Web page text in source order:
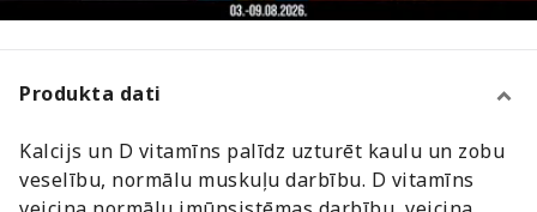
Produkta dati
Kalcijs un D vitamīns palīdz uzturēt kaulu un zobu
veselību, normālu muskuļu darbību. D vitamīns